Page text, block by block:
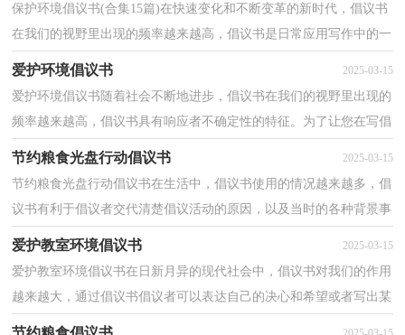
保护环境倡议书(合集15篇)在快速变化和不断变革的新时代，倡议书
在我们的视野里出现的频率越来越高，倡议书是日常应用写作中的一
种常用文体。那要怎么写好倡议书呢？以下是小编精...
爱护环境倡议书 2025-03-15
爱护环境倡议书随着社会不断地进步，倡议书在我们的视野里出现的
频率越来越高，倡议书具有响应者不确定性的特征。为了让您在写倡
节约粮食光盘行动倡议书 2025-03-15
节约粮食光盘行动倡议书在生活中，倡议书使用的情况越来越多，倡
议书有利于倡议者交代清楚倡议活动的原因，以及当时的各种背景事
实。相信许多人会觉得倡议书很难写吧，下面是小编帮...
爱护教室环境倡议书 2025-03-15
爱护教室环境倡议书在日新月异的现代社会中，倡议书对我们的作用
越来越大，通过倡议书倡议者可以表达自己的决心和希望或者写出某